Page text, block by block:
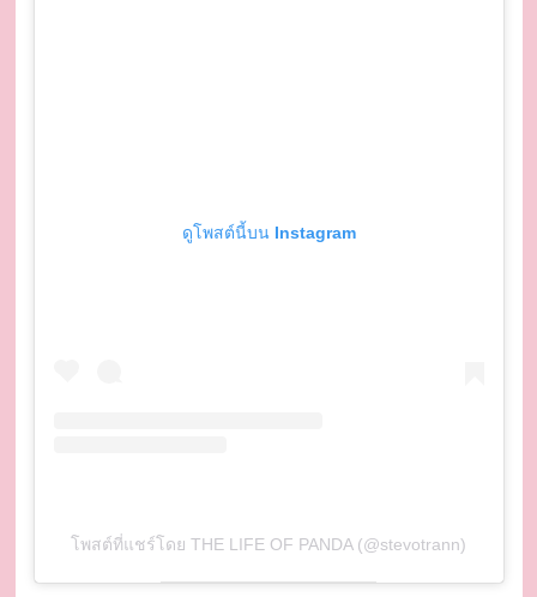
ดูโพสต์นี้บน Instagram
โพสต์ที่แชร์โดย THE LIFE OF PANDA (@stevotrann)